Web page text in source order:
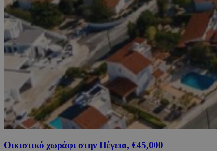
Οικιστικό χωράφι στην Πέγεια, €45,000